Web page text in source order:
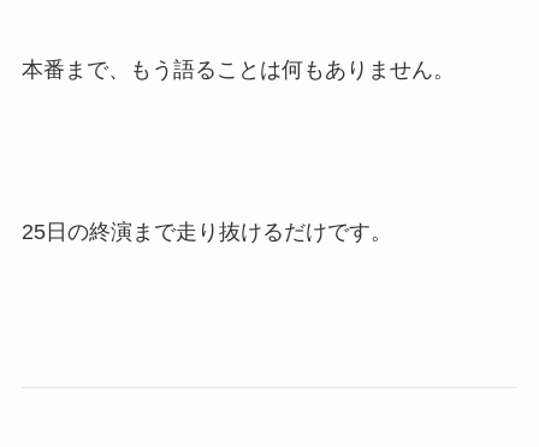
本番まで、もう語ることは何もありません。
25日の終演まで走り抜けるだけです。